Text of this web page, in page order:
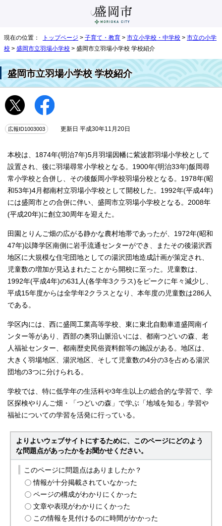
現在の位置： トップページ > 子育て・教育 > 市立小学校・中学校 > 市立の小学
校 > 盛岡市立羽場小学校 > 盛岡市立羽場小学校 学校紹介
盛岡市立羽場小学校 学校紹介
広報ID1003003 更新日 平成30年11月20日
本校は、1874年(明治7年)5月羽場因幡に紫波郡羽場小学校として
設置され、後に羽場尋常小学校となる。1900年(明治33年)飯岡尋
常小学校と合併し、その後飯岡小学校羽場分校となる。1978年(昭
和53年)4月都南村立羽場小学校として開校した。1992年(平成4年)
には盛岡市との合併に伴い、盛岡市立羽場小学校となる。2008年
(平成20年)に創立30周年を迎えた。
田園とりんご畑の広がる静かな農村地帯であったが、1972年(昭和
47年)以降学区南側に岩手流通センターができ、またその後湯沢西
地区に大規模な住宅団地としての湯沢団地造成計画が策定され、
児童数の増加が見込まれたことから開校に至った。児童数は、
1992年(平成4年)の631人(各学年3クラス)をピークに年々減少し、
平成15年度からは全学年2クラスとなり、本年度の児童数は286人
である。
学区内には、西に盛岡工業高等学校、東に東北自動車道盛岡南イ
ンター等があり、西部の奥羽山脈沿いには、都南つどいの森、老
人福祉センター、都南歴史民俗資料館等の施設がある。地区は、
大きく羽場地区、湯沢地区、そして児童数の4分の3を占める湯沢
団地の3つに分けられる。
学校では、特に低学年の生活科や3年生以上の総合的な学習で、学
区探検やりんご畑・「つどいの森」で学ぶ「地域を知る」学習や
福祉についての学習を活発に行っている。
よりよいウェブサイトにするために、このページにどのよう
な問題点があったかをお聞かせください。
このページに問題点はありましたか？
情報が十分掲載されていなかった
ページの構成がわかりにくかった
文章や表現がわかりにくかった
この情報を見付けるのに時間がかかった